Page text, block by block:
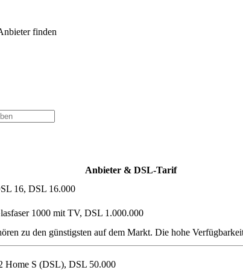
finden
Anbieter & DSL-Tarif
16, DSL 16.000
1000 mit TV, DSL 1.000.000
zu den günstigsten auf dem Markt. Die hohe
Home S (DSL), DSL 50.000